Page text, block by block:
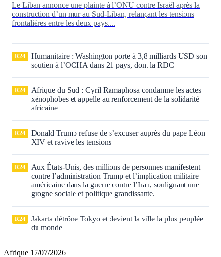
Le Liban annonce une plainte à l’ONU contre Israël après la
construction d’un mur au Sud-Liban, relançant les tensions
frontalières entre les deux pays....
R24
Humanitaire : Washington porte à 3,8 milliards USD son
soutien à l’OCHA dans 21 pays, dont la RDC
R24
Afrique du Sud : Cyril Ramaphosa condamne les actes
xénophobes et appelle au renforcement de la solidarité
africaine
R24
Donald Trump refuse de s’excuser auprès du pape Léon
XIV et ravive les tensions
R24
Aux États‑Unis, des millions de personnes manifestent
contre l’administration Trump et l’implication militaire
américaine dans la guerre contre l’Iran, soulignant une
grogne sociale et politique grandissante.
R24
Jakarta détrône Tokyo et devient la ville la plus peuplée
du monde
Afrique 17/07/2026